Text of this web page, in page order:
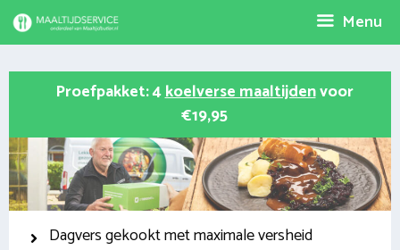
Spring
naar
Menu
Proefpakket: 4koelverse maaltijdenvoor
€19,95
Dagvers gekookt met maximale versheid